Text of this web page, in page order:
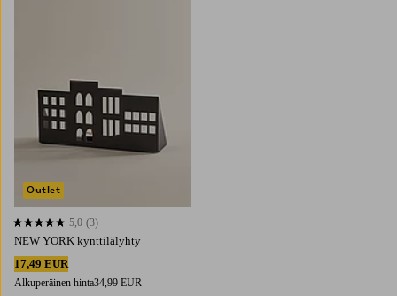
NEW YORK kynttilälyhty
17,49 EUR
Alkuperäinen hinta34,99 EUR
5,0 perustuen 3 arvosanaan
5,0 (3)
Outlet